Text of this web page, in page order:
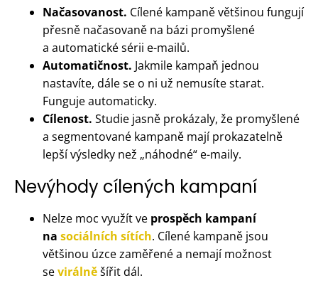
Načasovanost. Cílené kampaně většinou fungují
přesně načasovaně na bázi promyšlené
a automatické sérii e-mailů.
Automatičnost. Jakmile kampaň jednou
nastavíte, dále se o ni už nemusíte starat.
Funguje automaticky.
Cílenost. Studie jasně prokázaly, že promyšlené
a segmentované kampaně mají prokazatelně
lepší výsledky než „náhodné“ e-maily.
Nevýhody cílených kampaní
Nelze moc využít ve prospěch kampaní
na sociálních sítích. Cílené kampaně jsou
většinou úzce zaměřené a nemají možnost
sevirálněšířit dál.